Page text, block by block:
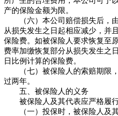
产的保险金额为限。
（六）本公司赔偿损失后，由
从损失发生之日起相应减少，并
保险费。如被保险人要求恢复至
费率加缴恢复部分从损失发生之
日比例计算的保险费。
（七）被保险人的索赔期限，
过两年。
五、被保险人的义务
被保险人及其代表应严格履行
（一）投保时，被保险人及其